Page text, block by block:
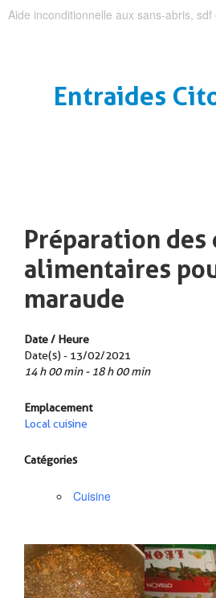
Aide inconditionnelle aux sans-abris,
Entraides
Préparation des
alimentaires
maraude
Date / Heure
Date(s) - 13/02/2021
14 h 00 min - 18 h 00 min
Emplacement
Local cuisine
Catégories
Cuisine